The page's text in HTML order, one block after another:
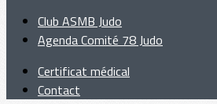
Club ASMB Judo
Agenda Comité 78 Judo
Certificat médical
Contact